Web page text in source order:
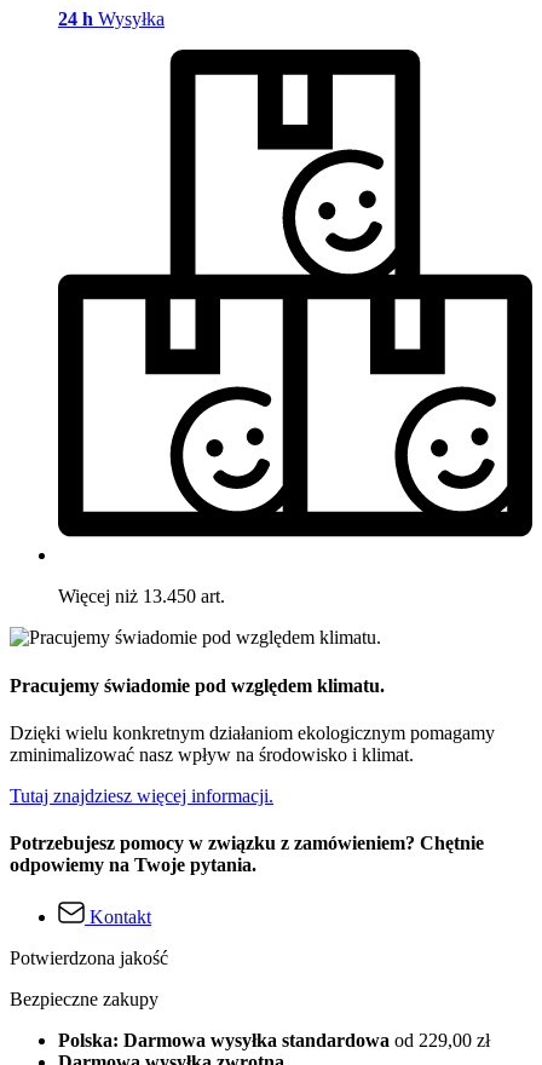
24 h Wysyłka
Więcej niż 13.450 art.
Pracujemy świadomie pod względem klimatu.
Dzięki wielu konkretnym działaniom ekologicznym pomagamy
zminimalizować nasz wpływ na środowisko i klimat.
Tutaj znajdziesz więcej informacji.
Potrzebujesz pomocy w związku z zamówieniem? Chętnie
odpowiemy na Twoje pytania.
Kontakt
Potwierdzona jakość
Bezpieczne zakupy
Polska: Darmowa wysyłka standardowa od 229,00 zł